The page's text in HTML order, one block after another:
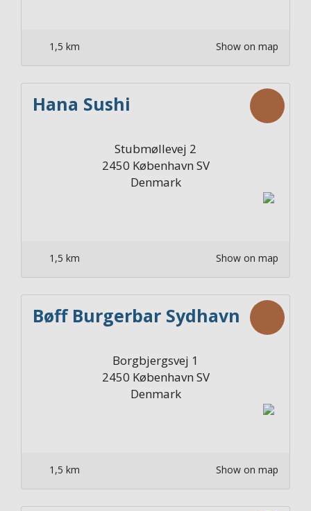
1,5 km Show on map
Hana Sushi
Stubmøllevej 2
2450 København SV
Denmark
1,5 km Show on map
Bøff Burgerbar Sydhavn
Borgbjergsvej 1
2450 København SV
Denmark
1,5 km Show on map